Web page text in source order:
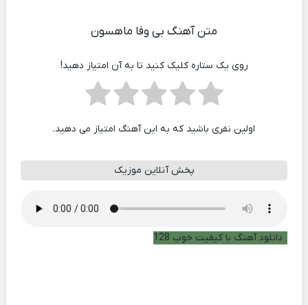
متن آهنگ بی وفا ماهسون
روی یک ستاره کلیک کنید تا به آن امتیاز دهید!
اولین نفری باشید که به این آهنگ امتیاز می دهید.
پخش آنلاین موزیک
دانلود آهنگ با کیفیت خوب 128